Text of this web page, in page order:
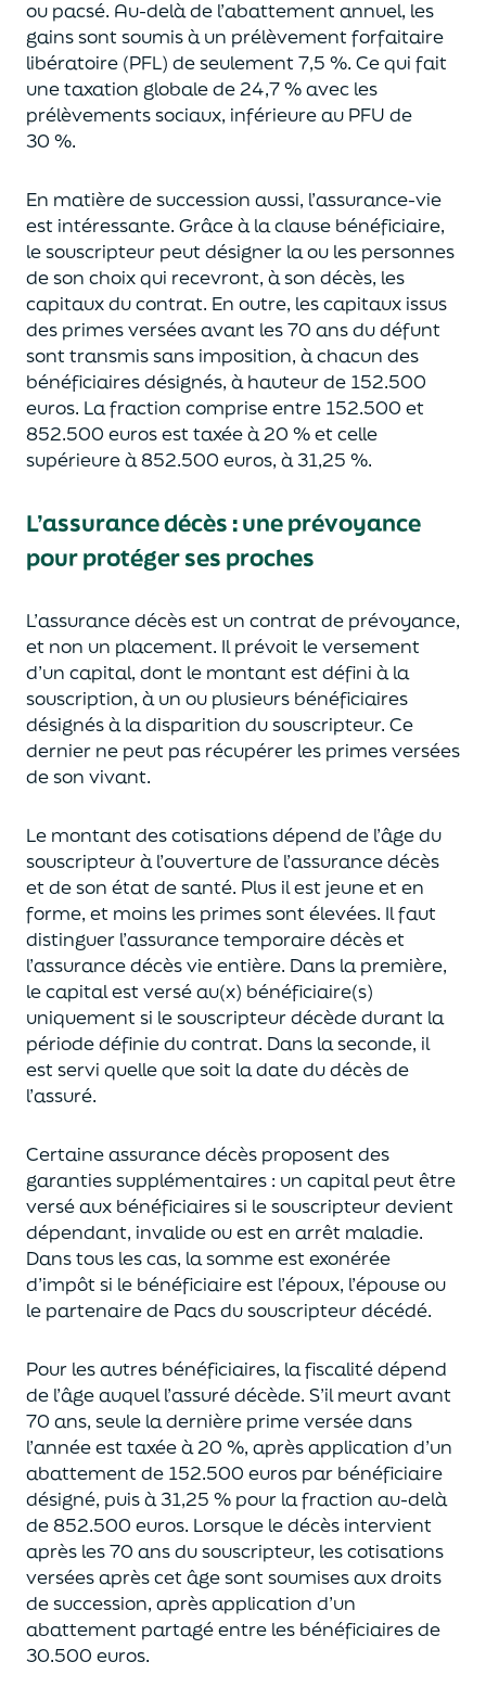
ou pacsé. Au-delàde l’abattement annuel, les
gains sont soumis à un prélèvement forfaitaire
libératoire (PFL) de seulement 7,5 %. Ce qui fait
une taxation globale de24,7 % avec les
prélèvements sociaux, inférieure au PFU de
30 %.
En matière de succession aussi, l’assurance-vie
est intéressante. Grâce à la clause bénéficiaire,
le souscripteur peut désigner la ou les personnes
de son choix qui recevront, à son décès, les
capitaux du contrat. En outre, les capitaux issus
des primes versées avant les 70 ans du défunt
sont transmis sans imposition, à chacun des
bénéficiaires désignés, à hauteur de 152.500
euros. La fraction comprise entre 152.500 et
852.500 eurosest taxée à 20 % et celle
supérieure à 852.500 euros, à 31,25 %.
L’assurance décès :une prévoyance
pour protéger ses proches
L’assurance décès est un contrat de prévoyance,
et non un placement. Il prévoit le versement
d’un capital, dont le montant est défini à la
souscription, à un ou plusieurs bénéficiaires
désignés à la disparition du souscripteur. Ce
dernier ne peut pas récupérer les primes versées
de son vivant.
Le montant des cotisations dépend de l’âgedu
souscripteur à l’ouverture de l’assurance décès
et de son état de santé. Plus il est jeuneet en
forme, et moins les primes sont élevées. Il faut
distinguer l’assurance temporaire décès et
l’assurancedécèsvie entière. Dans la première,
le capital estversé au(x) bénéficiaire(s)
uniquementsi le souscripteur décède durant la
période définie du contrat. Dans la seconde, il
est servi quelle que soit la date du décès de
l’assuré.
Certaine assurance décès proposentdes
garanties supplémentaires : un capitalpeut être
versé aux bénéficiaires si le souscripteur devient
dépendant, invalide ouest en arrêt maladie.
Dans tous les cas, la somme est exonérée
d’impôt si le bénéficiaire est l’époux, l’épouse ou
le partenaire de Pacsdu souscripteur décédé.
Pour les autres bénéficiaires, la fiscalité dépend
de l’âgeauquell’assuré décède. S’il meurt avant
70 ans, seule la dernière prime versée dans
l’année esttaxée à 20 %, après application d’un
abattement de 152.500 euros par bénéficiaire
désigné, puis à 31,25 % pour la fraction au-delà
de852.500 euros. Lorsque le décès intervient
après les 70 ans du souscripteur, les cotisations
versées après cet âge sont soumises aux droits
de succession, après application d’un
abattement partagé entre les bénéficiaires de
30.500 euros.